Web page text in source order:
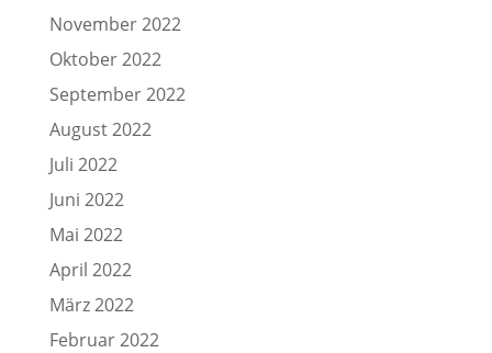
November 2022
Oktober 2022
September 2022
August 2022
Juli 2022
Juni 2022
Mai 2022
April 2022
März 2022
Februar 2022